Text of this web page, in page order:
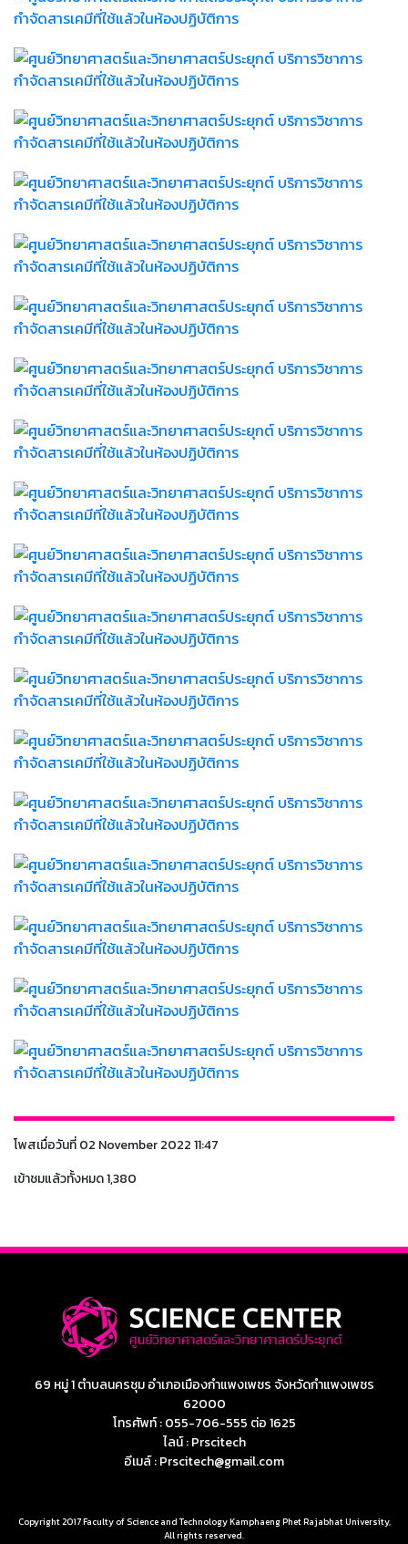
โพสเมื่อวันที่ 02 November 2022 11:47
เข้าชมแล้วทั้งหมด 1,380
69 หมู่ 1 ตำบลนครชุม อำเภอเมืองกำแพงเพชร จังหวัดกำแพงเพชร
62000
โทรศัพท์ : 055-706-555 ต่อ 1625
ไลน์ : Prscitech
อีเมล์ : Prscitech@gmail.com
Copyright 2017 Faculty of Science and Technology Kamphaeng Phet Rajabhat University,
All rights reserved.